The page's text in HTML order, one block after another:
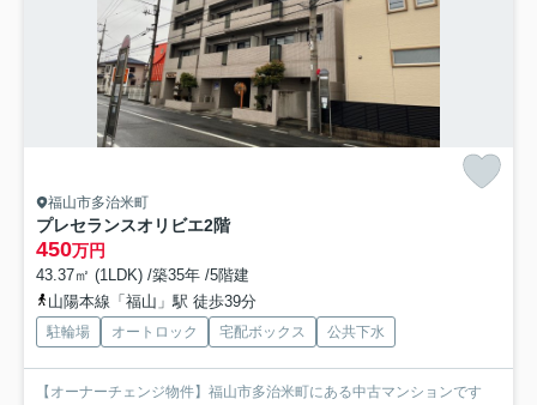
福山市多治米町
プレセランスオリビエ2階
450万円
43.37㎡ (1LDK) /築35年 /5階建
山陽本線「福山」駅 徒歩39分
駐輪場 オートロック 宅配ボックス 公共下水
【オーナーチェンジ物件】福山市多治米町にある中古マンションです